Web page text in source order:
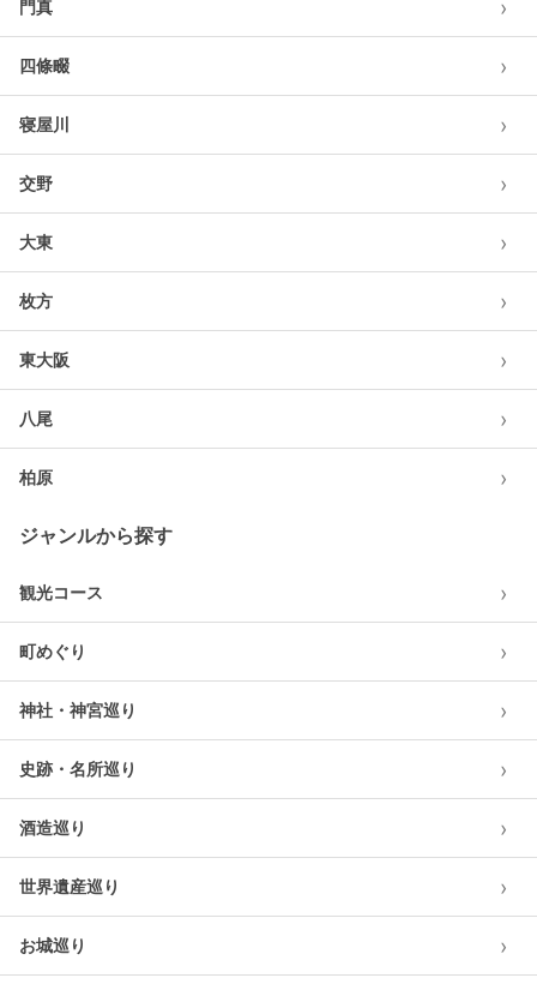
門真 ›
四條畷 ›
寝屋川 ›
交野 ›
大東 ›
枚方 ›
東大阪 ›
八尾 ›
柏原 ›
ジャンルから探す
観光コース ›
町めぐり ›
神社・神宮巡り ›
史跡・名所巡り ›
酒造巡り ›
世界遺産巡り ›
お城巡り ›